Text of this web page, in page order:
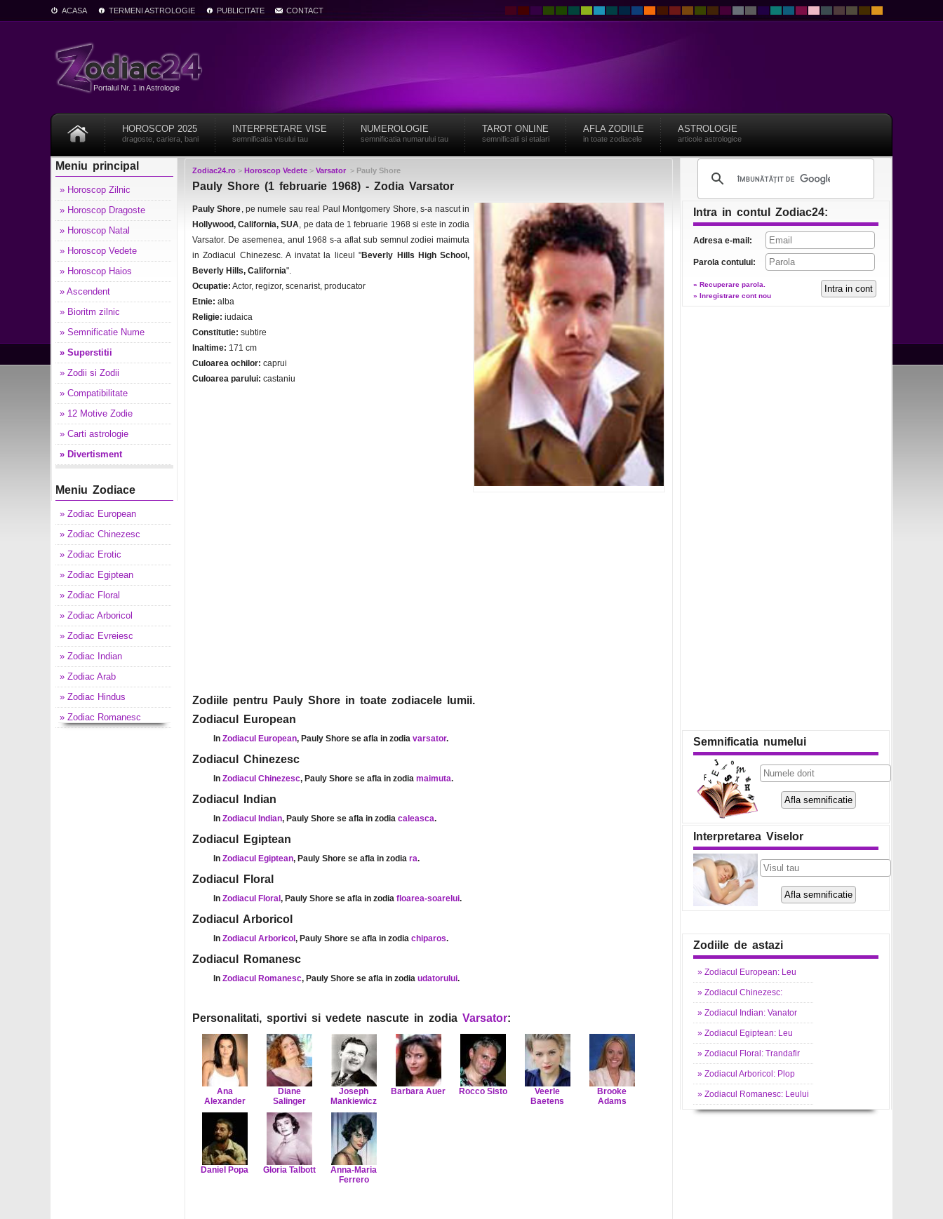
ACASA TERMENI ASTROLOGIE PUBLICITATE CONTACT
Portalul Nr. 1 in Astrologie
HOROSCOP 2025
dragoste, cariera, bani
INTERPRETARE VISE
semnificatia visului tau
NUMEROLOGIE
semnificatia numarului tau
TAROT ONLINE
semnificatii si etalari
AFLA ZODIILE
in toate zodiacele
ASTROLOGIE
articole astrologice
Meniu principal
» Horoscop Zilnic
» Horoscop Dragoste
» Horoscop Natal
» Horoscop Vedete
» Horoscop Haios
» Ascendent
» Bioritm zilnic
» Semnificatie Nume
» Superstitii
» Zodii si Zodii
» Compatibilitate
» 12 Motive Zodie
» Carti astrologie
» Divertisment
Meniu Zodiace
» Zodiac European
» Zodiac Chinezesc
» Zodiac Erotic
» Zodiac Egiptean
» Zodiac Floral
» Zodiac Arboricol
» Zodiac Evreiesc
» Zodiac Indian
» Zodiac Arab
» Zodiac Hindus
» Zodiac Romanesc
Zodiac24.ro > Horoscop Vedete > Varsator > Pauly Shore
Pauly Shore (1 februarie 1968) - Zodia Varsator
Pauly Shore, pe numele sau real Paul Montgomery Shore, s-a nascut in
Hollywood, California, SUA, pe data de 1 februarie 1968 si este in zodia
Varsator. De asemenea, anul 1968 s-a aflat sub semnul zodiei maimuta
in Zodiacul Chinezesc. A invatat la liceul "Beverly Hills High School,
Beverly Hills, California".
Ocupatie: Actor, regizor, scenarist, producator
Etnie: alba
Religie: iudaica
Constitutie: subtire
Inaltime: 171 cm
Culoarea ochilor: caprui
Culoarea parului: castaniu
Zodiile pentru Pauly Shore in toate zodiacele lumii.
Zodiacul European
In Zodiacul European, Pauly Shore se afla in zodia varsator.
Zodiacul Chinezesc
In Zodiacul Chinezesc, Pauly Shore se afla in zodia maimuta.
Zodiacul Indian
In Zodiacul Indian, Pauly Shore se afla in zodia caleasca.
Zodiacul Egiptean
In Zodiacul Egiptean, Pauly Shore se afla in zodia ra.
Zodiacul Floral
In Zodiacul Floral , Pauly Shore se afla in zodia floarea-soarelui.
Zodiacul Arboricol
In Zodiacul Arboricol , Pauly Shore se afla in zodia chiparos.
Zodiacul Romanesc
In Zodiacul Romanesc, Pauly Shore se afla in zodia udatorului.
Personalitati, sportivi si vedete nascute in zodia Varsator:
Ana
Alexander
Diane
Salinger
Joseph
Mankiewicz
Barbara Auer Rocco Sisto
Veerle
Baetens
Brooke
Adams
Daniel Popa Gloria Talbott
Anna-Maria
Ferrero
Intra in contul Zodiac24:
Adresa e-mail:
Parola contului:
» Recuperare parola.
» Inregistrare cont nou
Semnificatia numelui
Interpretarea Viselor
Zodiile de astazi
» Zodiacul European: Leu
» Zodiacul Chinezesc:
» Zodiacul Indian: Vanator
» Zodiacul Egiptean: Leu
» Zodiacul Floral: Trandafir
» Zodiacul Arboricol: Plop
» Zodiacul Romanesc: Leului